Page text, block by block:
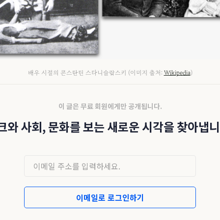
배우 시절의 콘스탄틴 스타니슬랍스키 (이미지 출처: Wikipedia)
이 글은 무료 회원에게만 공개됩니다.
와 사회, 문화를 보는 새로운 시각을 찾아냅
이메일로 로그인하기